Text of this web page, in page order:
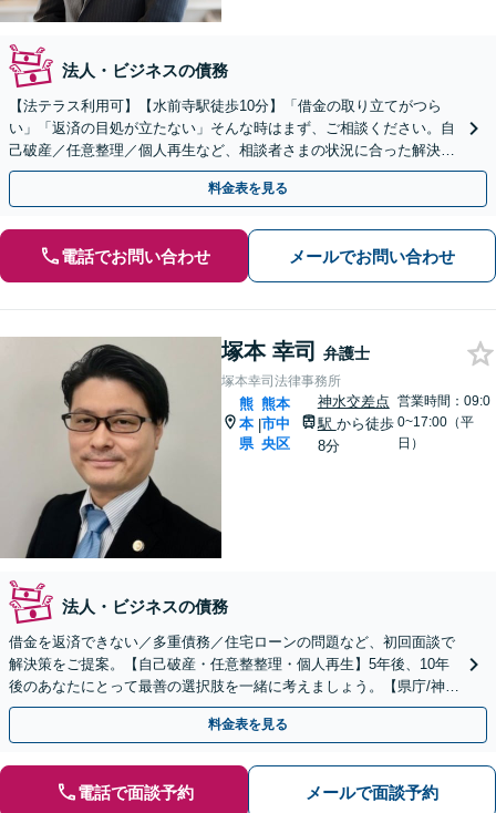
法人・ビジネスの債務
【法テラス利用可】【水前寺駅徒歩10分】「借金の取り立てがつら
い」「返済の目処が立たない」そんな時はまず、ご相談ください。自
己破産／任意整理／個人再生など、相談者さまの状況に合った解決方
法をご提案します。【休日・夜間予約相談可】
料金表を見る
電話でお問い合わせ メールでお問い合わせ
塚本 幸司 弁護士
塚本幸司法律事務所
熊
本
県
|
熊本
市中
央区
神水交差点
駅 から徒歩
8分
営業時間：09:0
0~17:00（平
日）
法人・ビジネスの債務
借金を返済できない／多重債務／住宅ローンの問題など、初回面談で
解決策をご提案。【自己破産・任意整整理・個人再生】5年後、10年
後のあなたにとって最善の選択肢を一緒に考えましょう。【県庁/神水
交差点近く】
料金表を見る
電話で面談予約 メールで面談予約